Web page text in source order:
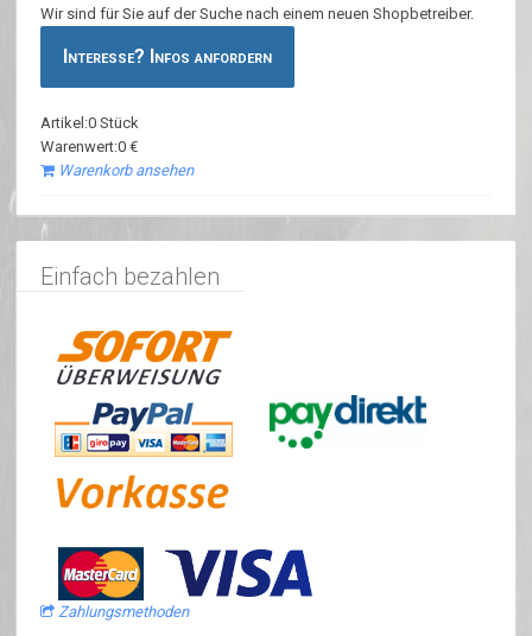
Wir sind für Sie auf der Suche nach einem neuen Shopbetreiber.
Interesse? Infos anfordern
Artikel:0 Stück
Warenwert:0 €
Warenkorb ansehen
Einfach bezahlen
Zahlungsmethoden